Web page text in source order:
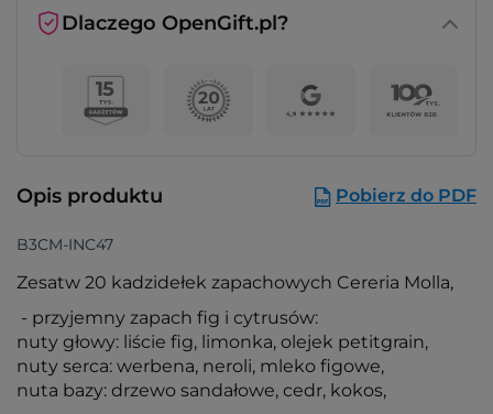
Dlaczego OpenGift.pl?
Opis produktu Pobierz do PDF
B3CM-INC47
Zesatw 20 kadzidełek zapachowych Cereria Molla,
- przyjemny zapach fig i cytrusów:
nuty głowy: liście fig, limonka, olejek petitgrain,
nuty serca: werbena, neroli, mleko figowe,
nuta bazy: drzewo sandałowe, cedr, kokos,